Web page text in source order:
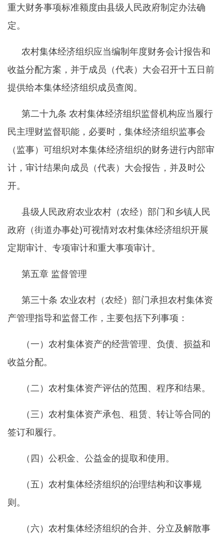
重大财务事项标准额度由县级人民政府制定办法确
定。
农村集体经济组织应当编制年度财务会计报告和
收益分配方案，并于成员（代表）大会召开十五日前
提供给本集体经济组织成员查阅。
第二十九条 农村集体经济组织监督机构应当履行
民主理财监督职能，必要时，集体经济组织监事会
（监事）可组织对本集体经济组织的财务进行内部审
计，审计结果向成员（代表）大会报告，并及时公
开。
县级人民政府农业农村（农经）部门和乡镇人民
政府（街道办事处)可视情对农村集体经济组织开展
定期审计、专项审计和重大事项审计。
第五章 监督管理
第三十条 农业农村（农经）部门承担农村集体资
产管理指导和监督工作，主要包括下列事项：
（一）农村集体资产的经营管理、负债、损益和
收益分配。
（二）农村集体资产评估的范围、程序和结果。
（三）农村集体资产承包、租赁、转让等合同的
签订和履行。
（四）公积金、公益金的提取和使用。
（五）农村集体经济组织的治理结构和议事规
则。
（六）农村集体经济组织的合并、分立及解散事